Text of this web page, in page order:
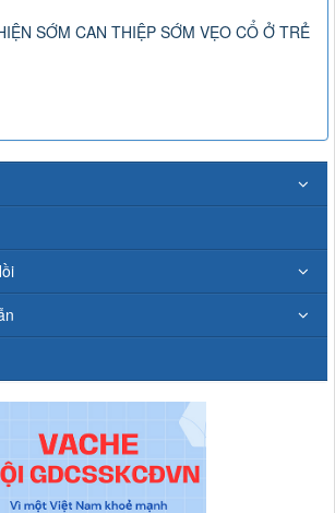
SỚM CAN THIỆP SỚM VẸO CỔ Ở TRẺ